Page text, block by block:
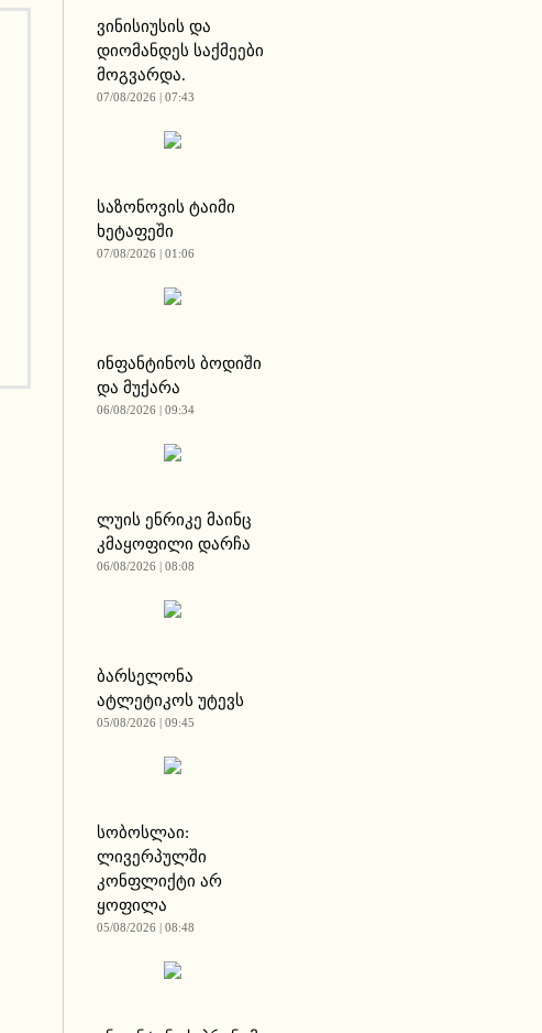
ვინისიუსის და
დიომანდეს საქმეები
მოგვარდა.
07/08/2026 | 07:43
საზონოვის ტაიმი
ხეტაფეში
07/08/2026 | 01:06
ინფანტინოს ბოდიში
და მუქარა
06/08/2026 | 09:34
ლუის ენრიკე მაინც
კმაყოფილი დარჩა
06/08/2026 | 08:08
ბარსელონა
ატლეტიკოს უტევს
05/08/2026 | 09:45
სობოსლაი:
ლივერპულში
კონფლიქტი არ
ყოფილა
05/08/2026 | 08:48